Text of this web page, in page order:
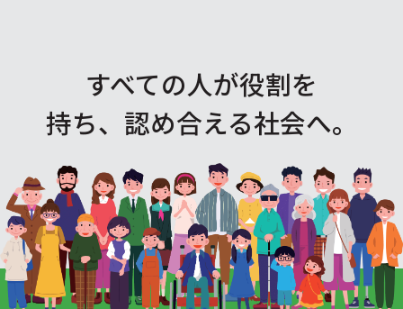
すべての人が役割を
持ち、認め合える社会へ。